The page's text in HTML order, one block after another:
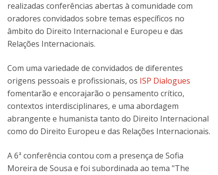
realizadas conferências abertas à comunidade com
oradores convidados sobre temas específicos no
âmbito do Direito Internacional e Europeu e das
Relações Internacionais.
Com uma variedade de convidados de diferentes
origens pessoais e profissionais, os ISP Dialogues
fomentarão e encorajarão o pensamento crítico,
contextos interdisciplinares, e uma abordagem
abrangente e humanista tanto do Direito Internacional
como do Direito Europeu e das Relações Internacionais.
A 6ª conferência contou com a presença de Sofia
Moreira de Sousa e foi subordinada ao tema "The